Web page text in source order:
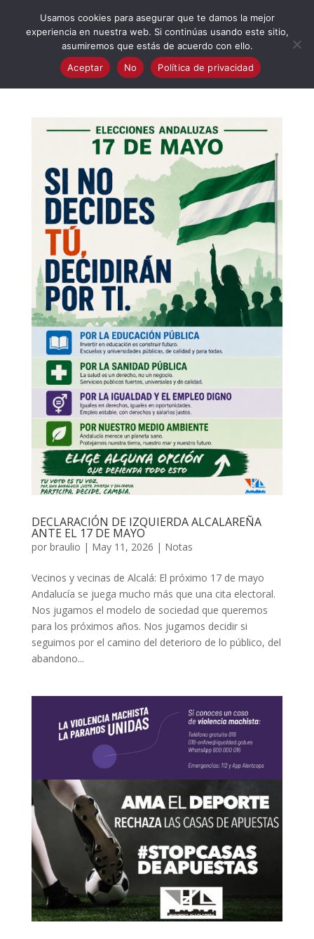
DECLARACIÓN DE IZQUIERDA ALCALAREÑA
ANTE EL 17 DE MAYO
por braulio | May 11, 2026 | Notas
Vecinos y vecinas de Alcalá: El próximo 17 de mayo
Andalucía se juega mucho más que una cita electoral.
Nos jugamos el modelo de sociedad que queremos
para los próximos años. Nos jugamos decidir si
seguimos por el camino del deterioro de lo público, del
abandono...
Usamos cookies para asegurar que te damos la mejor
experiencia en nuestra web. Si continúas usando este sitio,
asumiremos que estás de acuerdo con ello.
Aceptar
No Política de privacidad